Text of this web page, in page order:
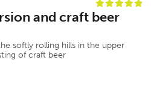
and craft beer
softly rolling hills in the upper
of craft beer